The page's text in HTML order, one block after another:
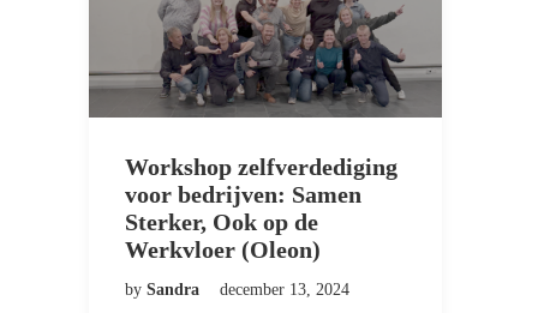
Workshop zelfverdediging
voor bedrijven: Samen
Sterker, Ook op de
Werkvloer (Oleon)
by Sandra december 13, 2024